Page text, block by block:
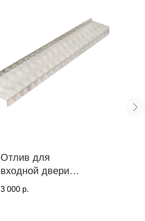
Отлив для
входной двери
алюминиевый
3 000 р.